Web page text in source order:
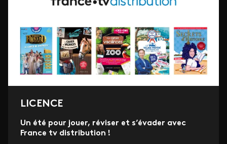
LICENCE
Un été pour jouer, réviser et s’évader avec
France tv distribution !